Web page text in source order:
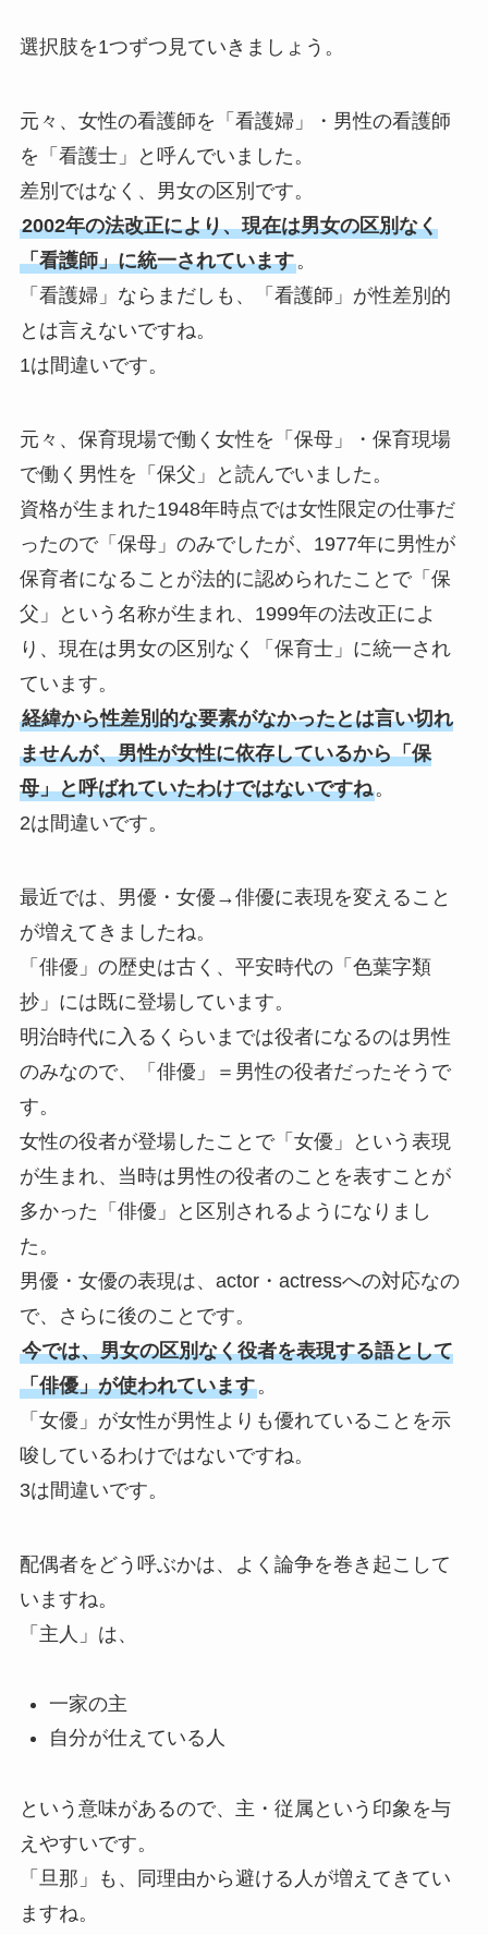
選択肢を1つずつ見ていきましょう。
元々、女性の看護師を「看護婦」・男性の看護師
を「看護士」と呼んでいました。
差別ではなく、男女の区別です。
2002年の法改正により、現在は男女の区別なく
「看護師」に統一されています。
「看護婦」ならまだしも、「看護師」が性差別的
とは言えないですね。
1は間違いです。
元々、保育現場で働く女性を「保母」・保育現場
で働く男性を「保父」と読んでいました。
資格が生まれた1948年時点では女性限定の仕事だ
ったので「保母」のみでしたが、1977年に男性が
保育者になることが法的に認められたことで「保
父」という名称が生まれ、1999年の法改正によ
り、現在は男女の区別なく「保育士」に統一され
ています。
経緯から性差別的な要素がなかったとは言い切れ
ませんが、男性が女性に依存しているから「保
母」と呼ばれていたわけではないですね。
2は間違いです。
最近では、男優・女優→俳優に表現を変えること
が増えてきましたね。
「俳優」の歴史は古く、平安時代の「色葉字類
抄」には既に登場しています。
明治時代に入るくらいまでは役者になるのは男性
のみなので、「俳優」＝男性の役者だったそうで
す。
女性の役者が登場したことで「女優」という表現
が生まれ、当時は男性の役者のことを表すことが
多かった「俳優」と区別されるようになりまし
た。
男優・女優の表現は、actor・actressへの対応なの
で、さらに後のことです。
今では、男女の区別なく役者を表現する語として
「俳優」が使われています。
「女優」が女性が男性よりも優れていることを示
唆しているわけではないですね。
3は間違いです。
配偶者をどう呼ぶかは、よく論争を巻き起こして
いますね。
「主人」は、
一家の主
自分が仕えている人
という意味があるので、主・従属という印象を与
えやすいです。
「旦那」も、同理由から避ける人が増えてきてい
ますね。